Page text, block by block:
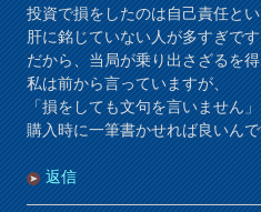
投資で損をしたのは自己責任と
肝に銘じていない人が多すぎで
だから、当局が乗り出さざるを
私は前から言っていますが、
「損をしても文句を言いません
購入時に一筆書かせれば良いん
返信